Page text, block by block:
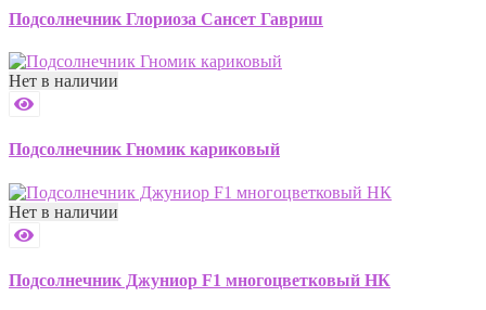
Подсолнечник Глориоза Сансет Гавриш
Нет в наличии
Подсолнечник Гномик кариковый
Нет в наличии
Подсолнечник Джуниор F1 многоцветковый НК